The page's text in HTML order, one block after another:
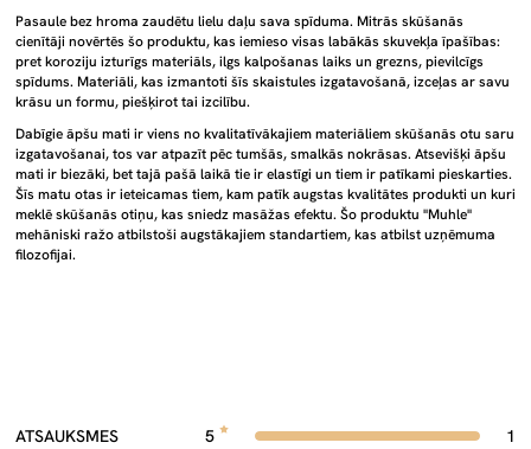
Pasaule bez hroma zaudētu lielu daļu sava spīduma. Mitrās skūšanās
cienītāji novērtēs šo produktu, kas iemieso visas labākās skuvekļa īpašības:
pret koroziju izturīgs materiāls, ilgs kalpošanas laiks un grezns, pievilcīgs
spīdums. Materiāli, kas izmantoti šīs skaistules izgatavošanā, izceļas ar savu
krāsu un formu, piešķirot tai izcilību.
Dabīgie āpšu mati ir viens no kvalitatīvākajiem materiāliem skūšanās otu saru
izgatavošanai, tos var atpazīt pēc tumšās, smalkās nokrāsas. Atsevišķi āpšu
mati ir biezāki, bet tajā pašā laikā tie ir elastīgi un tiem ir patīkami pieskarties.
Šīs matu otas ir ieteicamas tiem, kam patīk augstas kvalitātes produkti un kuri
meklē skūšanās otiņu, kas sniedz masāžas efektu. Šo produktu "Muhle"
mehāniski ražo atbilstoši augstākajiem standartiem, kas atbilst uzņēmuma
filozofijai.
ATSAUKSMES 5
1